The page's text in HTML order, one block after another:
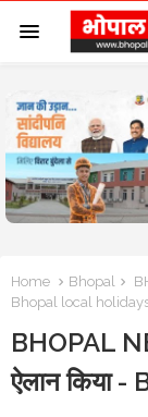
Home Bhopal
Bhopal local
BHOPAL
ऐलान किया